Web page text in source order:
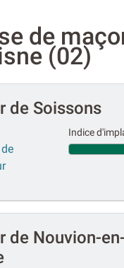
de
(02)
de Soissons
Indice
de Nouvion-en-